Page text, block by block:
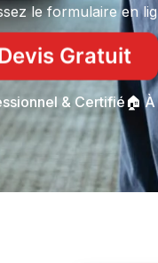
le formulaire en
Gratuit
& Certifié🏠